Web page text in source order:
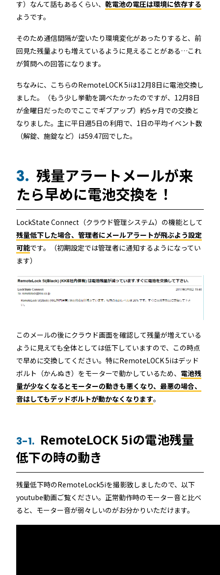
す）なんて話もあるくらい、 乾電池の電圧は環境に依存する
ようです。
そのため通信間隔が空いたり環境変化があったりすると、前
回見た残量よりも増えているように見えることがある…これ
が質問への回答になります。
ちなみに、こちらのRemoteLOCK 5iは12月8日に電池交換し
ました。（もう少し挙動を調べたかったのですが、12月8日
が金曜日だったのでここでギブアップ）約5ヶ月での交換と
なりました。主に平日週5日の利用で、1日の平均イベント数
（解錠、施錠など）は59.47回でした。
3. 残量アラートメールが来
たら早めに電池交換を！
LockState Connect（クラウド管理システム）の機能として
残量低下した場合、管理者にメールアラートが飛ぶよう設定
可能です。（初期設定では管理者に通知するようになってい
ます）
このメールの後にクラウド画面を確認して残量が増えている
ように見えても全体としては低下していますので、この時点
で早めに交換してください。特にRemoteLOCK 5iはデッド
ボルト（かんぬき）をモーターで動かしているため、 電池残
量が少なくなるとモーターの動きも悪くなり、最悪の場合、
音はしてもデッドボルトが動かなくなります。
3-1. RemoteLOCK 5iの電池残量
低下の時の動き
残量低下時のRemoteLock5iを撮影致しましたので、以下
youtube動画ご覧ください。正常動作時のモーター音と比べ
ると、モーター音が弱々しいのがお分かりいただけます。